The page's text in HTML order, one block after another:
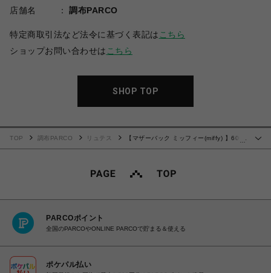
店舗名
調布PARCO
特定商取引法など法令に基づく表記は こちら
ショップお問い合わせは こちら
SHOP TOP
…
TOP 調布PARCO リュテス
【マザーバック ミッフィー(miffy) 】6061
PARCOポイント
全国のPARCOやONLINE PARCOで貯まる＆使える
ポケパル払い